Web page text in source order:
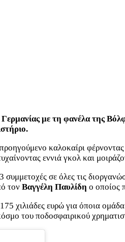
με τη φανέλα της
καλοκαίρι
εννιά γκολ και
σε όλες τις
τον Βαγγέλη Παυλίδη ο οποίος
χιλιάδες ευρώ για όποια
του ποδοσφαιρικού